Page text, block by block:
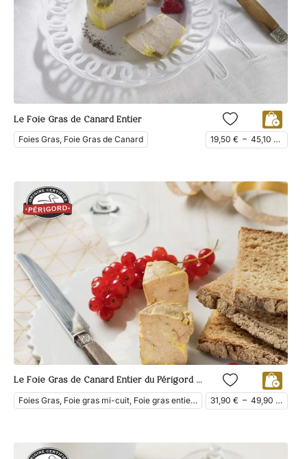
Le Foie Gras de Canard Entier
Foies Gras, Foie Gras de Canard 19,50 € – 45,10 €
Le Foie Gras de Canard Entier du Périgord Mi-Cuit
Foies Gras, Foie gras mi-cuit, Foie gras entier, Foie Gras de Canard 31,90 € – 49,90 €